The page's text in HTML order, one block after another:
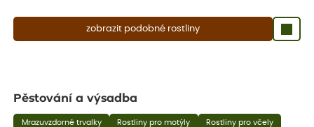
zobrazit podobné rostliny
Pěstování a výsadba
Mrazuvzdorné trvalky Rostliny pro motýly Rostliny pro včely